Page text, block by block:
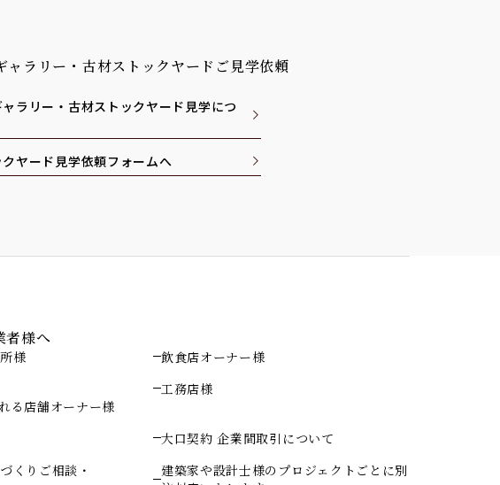
ャラリー・古材ストックヤードご見学依頼
ラリー・古材ストックヤード見学につ
ヤード見学依頼フォームへ
者様へ
様
飲食店オーナー様
る店舗オーナー様
工務店様
大口契約 企業間取引について
くりご相談・
建築家や設計士様のプロジェクトごとに別